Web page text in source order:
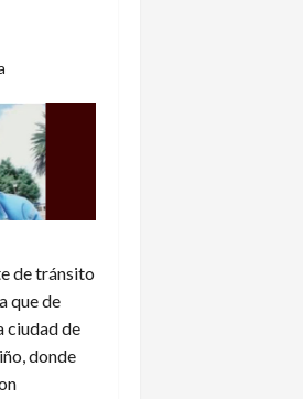
de tránsito
que de
ciudad de
donde